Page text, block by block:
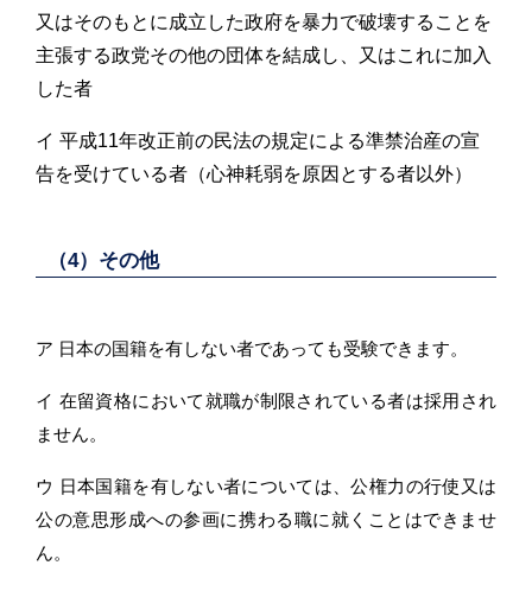
又はそのもとに成立した政府を暴力で破壊することを
主張する政党その他の団体を結成し、又はこれに加入
した者
イ 平成11年改正前の民法の規定による準禁治産の宣
告を受けている者（心神耗弱を原因とする者以外）
（4）その他
ア 日本の国籍を有しない者であっても受験できます。
イ 在留資格において就職が制限されている者は採用され
ません。
ウ 日本国籍を有しない者については、公権力の行使又は
公の意思形成への参画に携わる職に就くことはできませ
ん。